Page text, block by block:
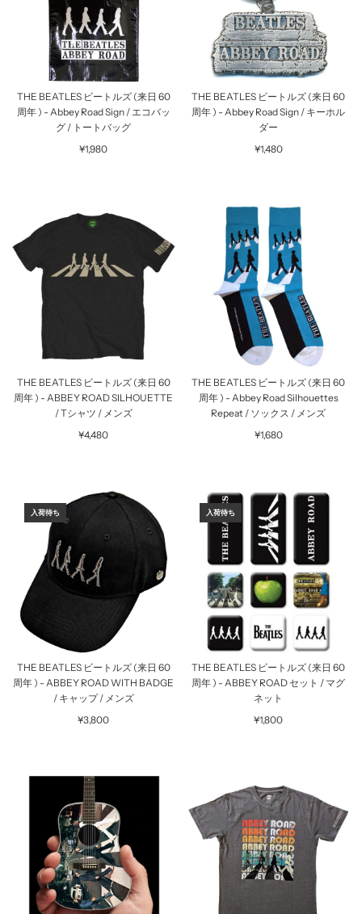
THE BEATLES ビートルズ (来日 60
周年 ) - Abbey Road Sign / エコバッ
グ / トートバッグ
¥1,980
THE BEATLES ビートルズ (来日 60
周年 ) - Abbey Road Sign / キーホル
ダー
¥1,480
THE BEATLES ビートルズ (来日 60
周年 ) - ABBEY ROAD SILHOUETTE
/ Tシャツ / メンズ
¥4,480
THE BEATLES ビートルズ (来日 60
周年 ) - Abbey Road Silhouettes
Repeat / ソックス / メンズ
¥1,680
入荷待ち
THE BEATLES ビートルズ (来日 60
周年 ) - ABBEY ROAD WITH BADGE
/ キャップ / メンズ
¥3,800
入荷待ち
THE BEATLES ビートルズ (来日 60
周年 ) - ABBEY ROAD セット / マグ
ネット
¥1,800